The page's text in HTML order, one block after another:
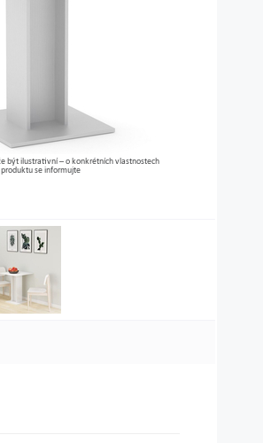
být ilustrativní – o konkrétních vlastnostech
produktu se informujte